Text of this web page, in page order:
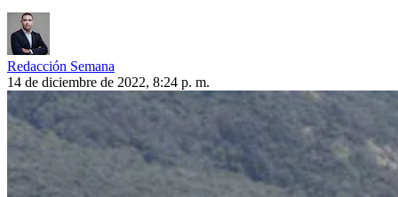
Redacción Semana
14 de diciembre de 2022, 8:24 p. m.